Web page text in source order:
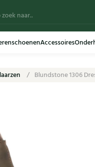
Accessoires
Blundstone 1306